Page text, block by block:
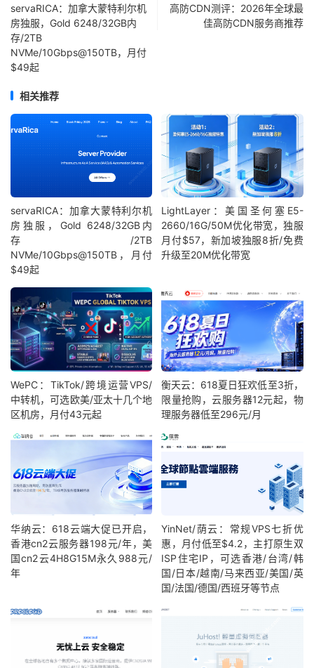
servaRICA：加拿大蒙特利尔机
房独服，Gold 6248/32GB内
存/2TB
NVMe/10Gbps@150TB，月付
$49起
高防CDN测评：2026年全球最
佳高防CDN服务商推荐
相关推荐
servaRICA：加拿大蒙特利尔机
房独服，Gold 6248/32GB内
存/2TB
NVMe/10Gbps@150TB，月付
$49起
LightLayer：美国圣何塞E5-
2660/16G/50M优化带宽，独服
月付$57，新加坡独服8折/免费
升级至20M优化带宽
WePC：TikTok/跨境运营VPS/
中转机，可选欧美/亚太十几个地
区机房，月付43元起
衡天云：618夏日狂欢低至3折，
限量抢购，云服务器12元起，物
理服务器低至296元/月
华纳云：618云端大促已开启，
香港cn2云服务器198元/年，美
国cn2云4H8G15M永久988元/
年
YinNet/荫云：常规VPS七折优
惠，月付低至$4.2，主打原生双
ISP住宅IP，可选香港/台湾/韩
国/日本/越南/马来西亚/美国/英
国/法国/德国/西班牙等节点